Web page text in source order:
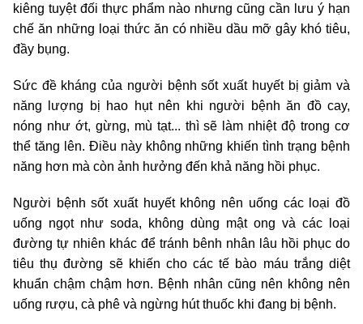
kiêng tuyệt đối thực phẩm nào nhưng cũng cần lưu ý hạn
chế ăn những loại thức ăn có nhiều dầu mỡ gây khó tiêu,
đầy bụng.
Sức đề kháng của người bệnh sốt xuất huyết bị giảm và
năng lượng bị hao hụt nên khi người bệnh ăn đồ cay,
nóng như ớt, gừng, mù tạt... thì sẽ làm nhiệt độ trong cơ
thể tăng lên. Điều này không những khiến tình trạng bệnh
năng hơn mà còn ảnh hưởng đến khả năng hồi phục.
Người bệnh sốt xuất huyết không nên uống các loại đồ
uống ngọt như soda, không dùng mật ong và các loại
đường tự nhiên khác để tránh bênh nhân lâu hồi phục do
tiêu thụ đường sẽ khiến cho các tế bào máu trắng diệt
khuẩn chậm chậm hơn. Bệnh nhân cũng nên không nên
uống rượu, cà phê và ngừng hút thuốc khi đang bị bệnh.